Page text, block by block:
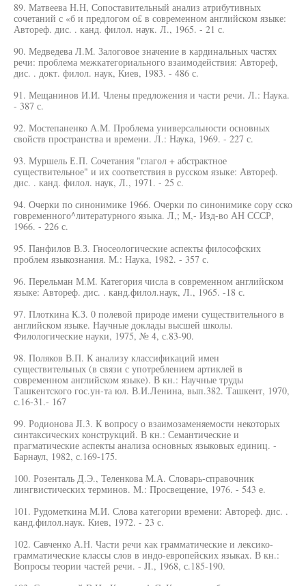
89. Матвеева Н.Н, Сопоставительный анализ атрибутивных
сочетаний с «б и предлогом о£ в современном английском языке:
Автореф. дис. . канд. филол. наук. Л., 1965. - 21 с.
90. Медведева Л.М. Залоговое значение в кардинальных частях
речи: проблема межкатегориального взаимодействия: Автореф,
дис. . докт. филол. наук, Киев, 1983. - 486 с.
91. Мещанинов И.И. Члены предложения и части речи. Л.: Наука.
- 387 с.
92. Мостепаненко А.М. Проблема универсальности основных
свойств пространства и времени. Л.: Наука, 1969. - 227 с.
93. Муршель Е.П. Сочетания "глагол + абстрактное
существительное" и их соответствия в русском языке: Автореф.
дис. . канд. филол. наук, Л., 1971. - 25 с.
94. Очерки по синонимике 1966. Очерки по синонимике сору сско
говременного^литературного языка. Л,; М,- Изд-во АН СССР,
1966. - 226 с.
95. Панфилов В.З. Гносеологические аспекты философских
проблем языкознания. М.: Наука, 1982. - 357 с.
96. Перельман М.М. Категория числа в современном английском
языке: Автореф. дис. . канд.филол.наук, Л., 1965. -18 с.
97. Плоткина К.З. 0 полевой природе имени существительного в
английском языке. Научные доклады высшей школы.
Филологические науки, 1975, № 4, с.83-90.
98. Поляков В.П. К анализу классификаций имен
существительных (в связи с употреблением артиклей в
современном английском языке). В кн.: Научные труды
Ташкентского гос.ун-та юл. В.И.Ленина, вып.382. Ташкент, 1970,
с.16-31.- 167
99. Родионова JI.3. К вопросу о взаимозаменяемости некоторых
синтаксических конструкций. В кн.: Семантические и
прагматические аспекты анализа основных языковых единиц. -
Барнаул, 1982, с.169-175.
100. Розенталь Д.Э., Теленкова М.А. Словарь-справочник
лингвистических терминов. М.: Просвещение, 1976. - 543 е.
101. Рудометкина М.И. Слова категории времени: Автореф. дис. .
канд.филол.наук. Киев, 1972. - 23 с.
102. Савченко А.Н. Части речи как грамматические и лексико-
грамматические классы слов в индо-европейских языках. В кн.:
Вопросы теории частей речи. - JI., 1968, с.185-190.